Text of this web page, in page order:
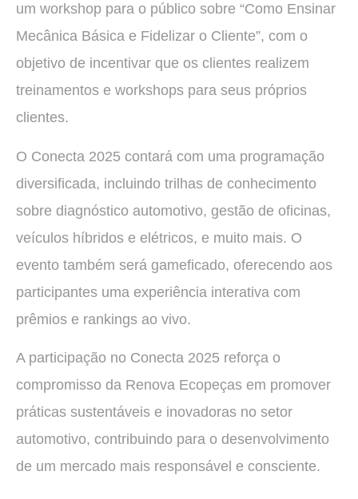
um workshop para o público sobre “Como Ensinar
Mecânica Básica e Fidelizar o Cliente”, com o
objetivo de incentivar que os clientes realizem
treinamentos e workshops para seus próprios
clientes.
O Conecta 2025 contará com uma programação
diversificada, incluindo trilhas de conhecimento
sobre diagnóstico automotivo, gestão de oficinas,
veículos híbridos e elétricos, e muito mais. O
evento também será gameficado, oferecendo aos
participantes uma experiência interativa com
prêmios e rankings ao vivo.
A participação no Conecta 2025 reforça o
compromisso da Renova Ecopeças em promover
práticas sustentáveis e inovadoras no setor
automotivo, contribuindo para o desenvolvimento
de um mercado mais responsável e consciente.